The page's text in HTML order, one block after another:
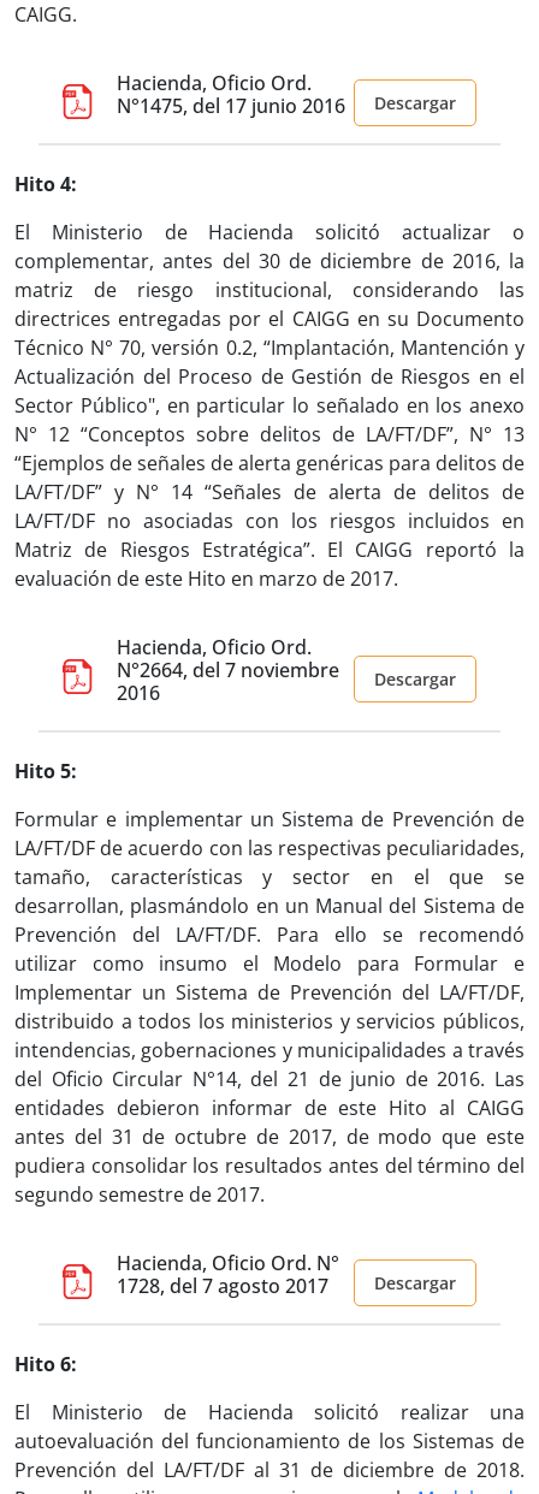
CAIGG.
Hacienda, Oficio Ord.
N°1475, del 17 junio 2016
Descargar
Hito 4:
El Ministerio de Hacienda solicitó actualizar o
complementar, antes del 30 de diciembre de 2016, la
matriz de riesgo institucional, considerando las
directrices entregadas por el CAIGG en su Documento
Técnico N° 70, versión 0.2, “Implantación, Mantención y
Actualización del Proceso de Gestión de Riesgos en el
Sector Público", en particular lo señalado en los anexo
N° 12 “Conceptos sobre delitos de LA/FT/DF”, N° 13
“Ejemplos de señales de alerta genéricas para delitos de
LA/FT/DF” y N° 14 “Señales de alerta de delitos de
LA/FT/DF no asociadas con los riesgos incluidos en
Matriz de Riesgos Estratégica”. El CAIGG reportó la
evaluación de este Hito en marzo de 2017.
Hacienda, Oficio Ord.
N°2664, del 7 noviembre
2016
Descargar
Hito 5:
Formular e implementar un Sistema de Prevención de
LA/FT/DF de acuerdo con las respectivas peculiaridades,
tamaño, características y sector en el que se
desarrollan, plasmándolo en un Manual del Sistema de
Prevención del LA/FT/DF. Para ello se recomendó
utilizar como insumo el Modelo para Formular e
Implementar un Sistema de Prevención del LA/FT/DF,
distribuido a todos los ministerios y servicios públicos,
intendencias, gobernaciones y municipalidades a través
del Oficio Circular N°14, del 21 de junio de 2016. Las
entidades debieron informar de este Hito al CAIGG
antes del 31 de octubre de 2017, de modo que este
pudiera consolidar los resultados antes del término del
segundo semestre de 2017.
Hacienda, Oficio Ord. N°
1728, del 7 agosto 2017
Descargar
Hito 6:
El Ministerio de Hacienda solicitó realizar una
autoevaluación del funcionamiento de los Sistemas de
Prevención del LA/FT/DF al 31 de diciembre de 2018.